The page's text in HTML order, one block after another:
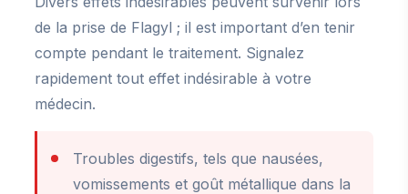
de la prise de Flagyl ; il est important d’en tenir
compte pendant le traitement. Signalez
rapidement tout effet indésirable à votre
médecin.
Troubles digestifs, tels que nausées,
vomissements et goût métallique dans la